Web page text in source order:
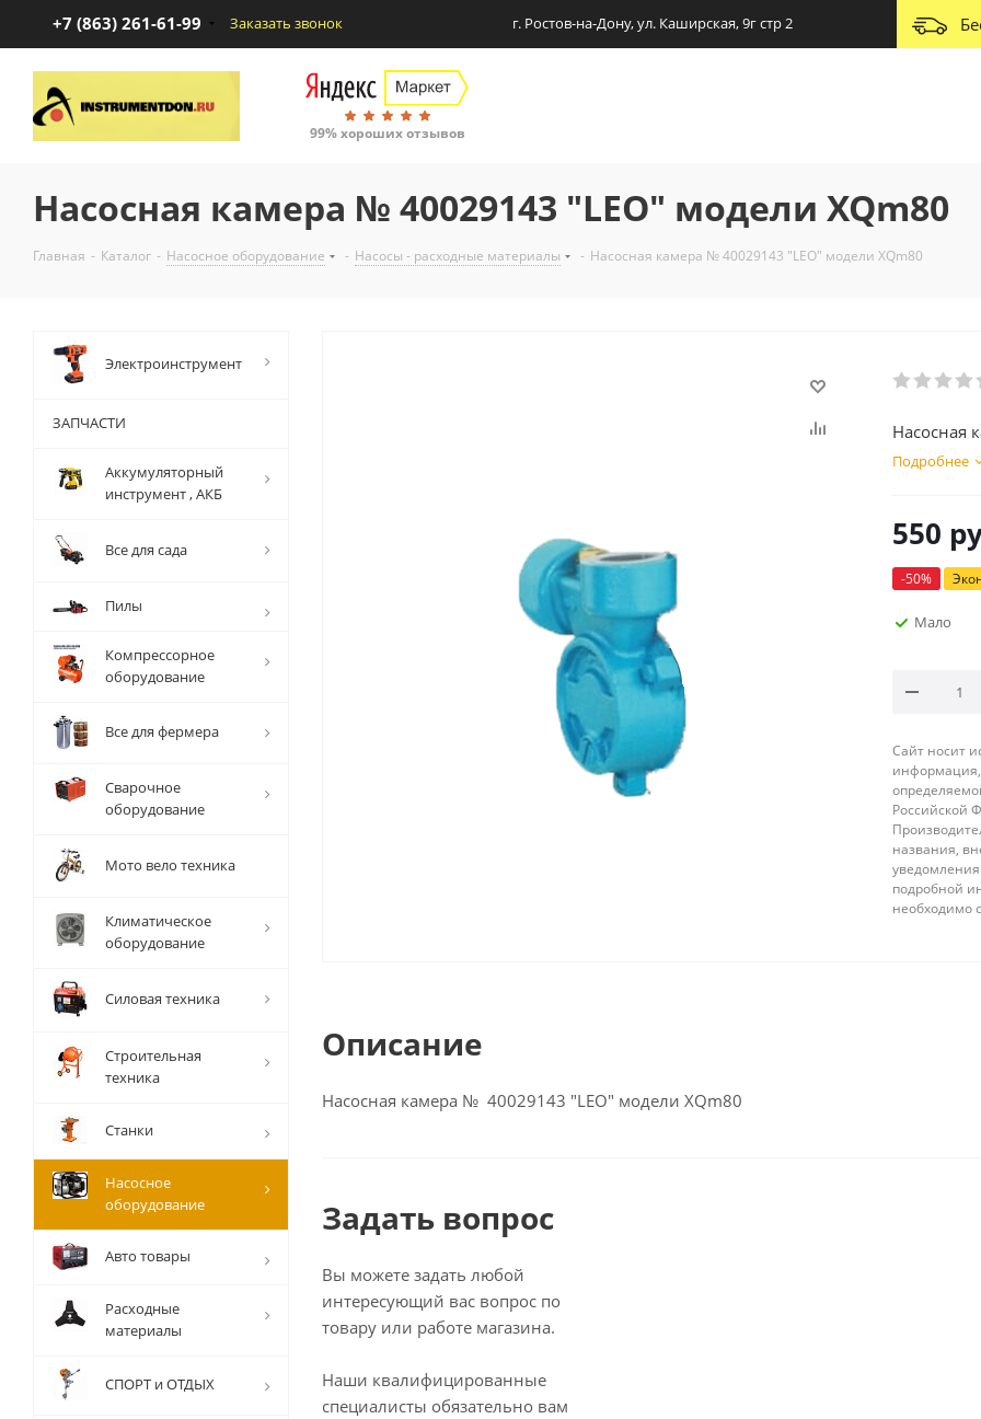
+7 (863) 261-61-99 Заказать звонок г. Ростов-на-Дону, ул. Каширская, 9г стр 2
99% хороших отзывов
Насосная камера № 40029143 "LEO" модели XQm80
Главная - Каталог - Насосное оборудование - Насосы - расходные материалы - Насосная камера № 40029143 "LEO" модели XQm80
Насосная
Подробнее
550
-50%
Мало
Сайт носит
информация,
Российской
названия,
подробной
необходимо
Описание
Насосная камера № 40029143 "LEO" модели XQm80
Задать вопрос
Вы можете задать любой
интересующий вас вопрос по
товару или работе магазина.
Наши квалифицированные
специалисты обязательно вам
Электроинструмент
ЗАПЧАСТИ
Аккумуляторный
инструмент , АКБ
Все для сада
Пилы
Компрессорное
оборудование
Все для фермера
Сварочное
оборудование
Мото вело техника
Климатическое
оборудование
Силовая техника
Строительная
техника
Станки
Насосное
оборудование
Авто товары
Расходные
материалы
СПОРТ и ОТДЫХ